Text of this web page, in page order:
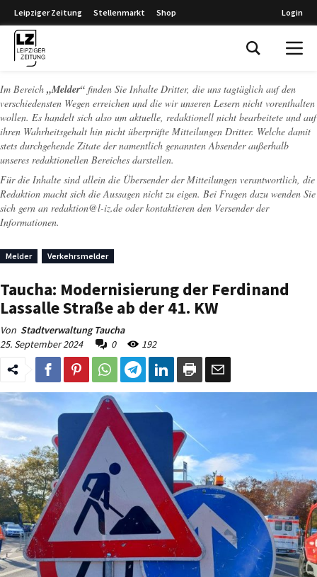
Leipziger Zeitung Stellenmarkt Shop Login
Im Bereich „Melder“ finden Sie Inhalte Dritter, die uns tagtäglich auf den
verschiedensten Wegen erreichen und die wir unseren Lesern nicht vorenthalten
wollen. Es handelt sich also um aktuelle, redaktionell nicht bearbeitete und auf
ihren Wahrheitsgehalt hin nicht überprüfte Mitteilungen Dritter. Welche damit
stets durchgehende Zitate der namentlich genannten Absender außerhalb
unseres redaktionellen Bereiches darstellen.
Für die Inhalte sind allein die Übersender der Mitteilungen verantwortlich, die
Redaktion macht sich die Aussagen nicht zu eigen. Bei Fragen dazu wenden Sie
sich gern an redaktion@l-iz.de oder kontaktieren den Versender der
Informationen.
Melder Verkehrsmelder
Taucha: Modernisierung der Ferdinand
Lassalle Straße ab der 41. KW
Von Stadtverwaltung Taucha
25. September 2024
0 192